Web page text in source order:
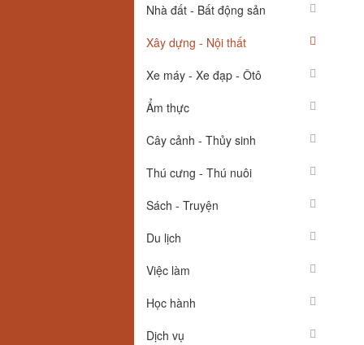
Nhà đất - Bất động sản
Xây dựng - Nội thất
Xe máy - Xe đạp - Ôtô
Ẩm thực
Cây cảnh - Thủy sinh
Thú cưng - Thú nuôi
Sách - Truyện
Du lịch
Việc làm
Học hành
Dịch vụ